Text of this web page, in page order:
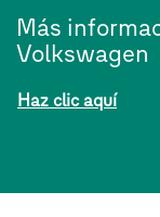
Más
Volkswagen
Haz clic aquí